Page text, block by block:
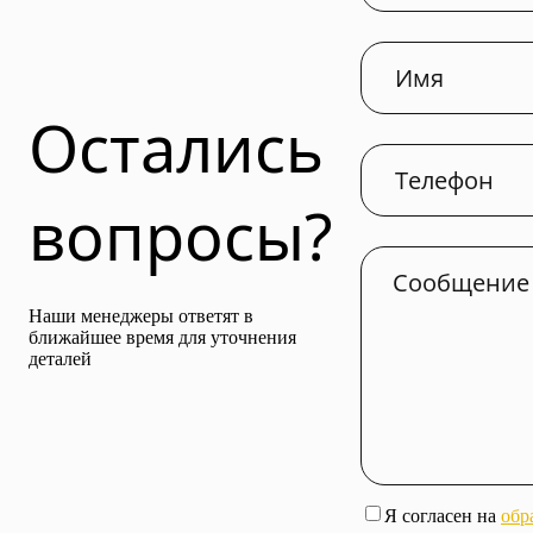
Остались
вопросы?
Наши менеджеры ответят в
ближайшее время для уточнения
деталей
Я согласен на